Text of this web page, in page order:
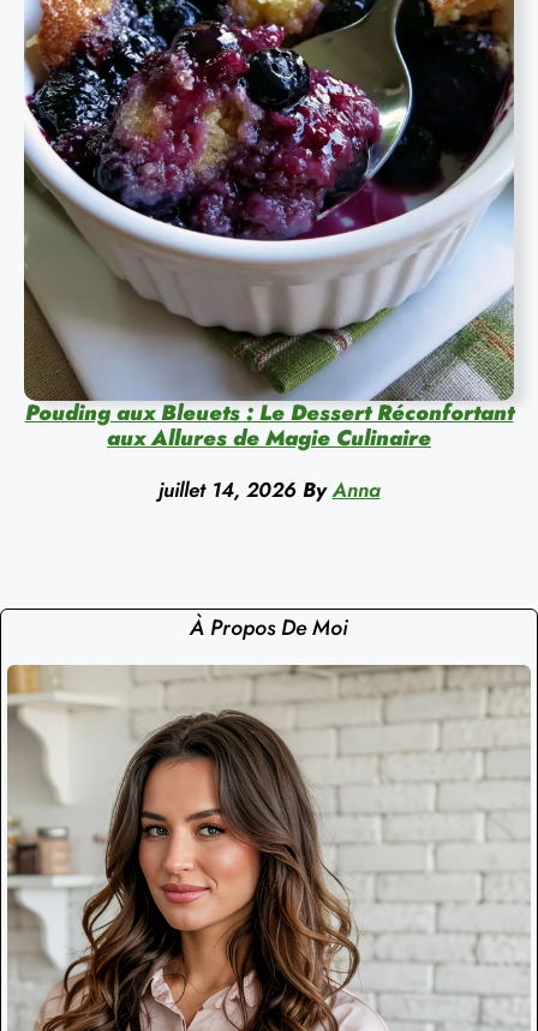
Pouding aux Bleuets : Le Dessert Réconfortant
aux Allures de Magie Culinaire
juillet 14, 2026 By Anna
À Propos De Moi